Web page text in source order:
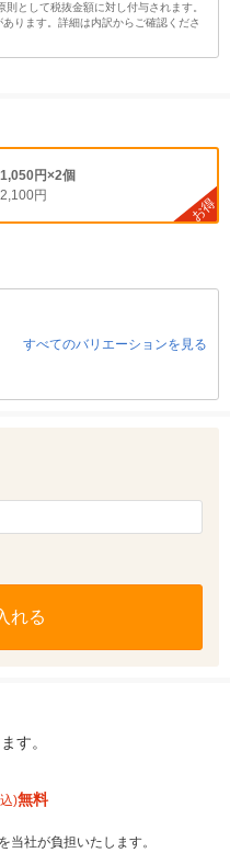
として税抜金額に対し付与されます。
ります。詳細は内訳からご確認くださ
1,050円×2個
2,100円
お得
すべてのバリエーションを見る
れる
す。
)無料
当社が負担いたします。